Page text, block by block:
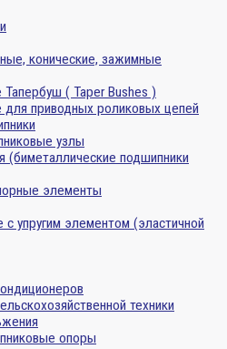
конические, зажимные
Тапербуш ( Taper Bushes )
приводных роликовых цепей
узлы
(биметаллические подшипники
элементы
упругим элементом (эластичной
техники
опоры